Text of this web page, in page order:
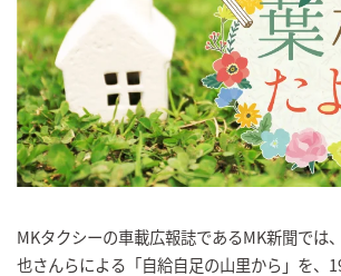
MKタクシーの車載広報誌であるMK新聞では
也さんらによる「自給自足の山里から」を、